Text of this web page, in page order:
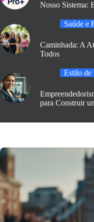
Nosso Sistema:
Saúde e
Caminhada: A
Todos
Estilo de
para Construir